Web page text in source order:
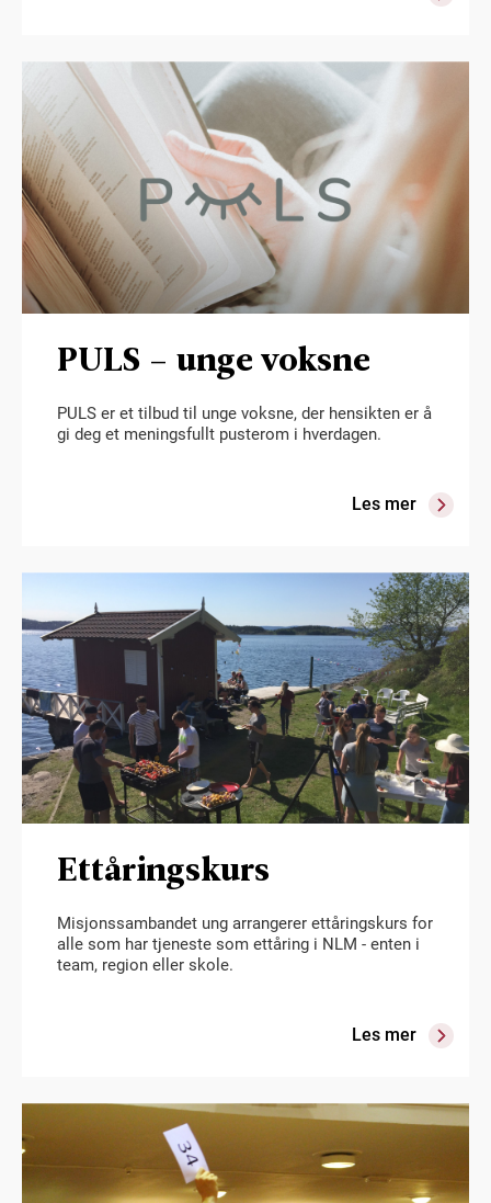
PULS – unge voksne
PULS er et tilbud til unge voksne, der hensikten er å
gi deg et meningsfullt pusterom i hverdagen.
Les mer
Ettåringskurs
Misjonssambandet ung arrangerer ettåringskurs for
alle som har tjeneste som ettåring i NLM - enten i
team, region eller skole.
Les mer